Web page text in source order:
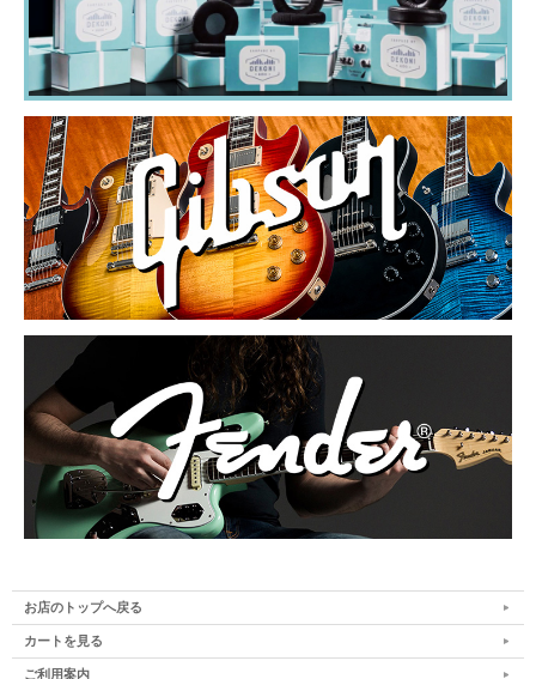
お店のトップへ戻る
カートを見る
ご利用案内